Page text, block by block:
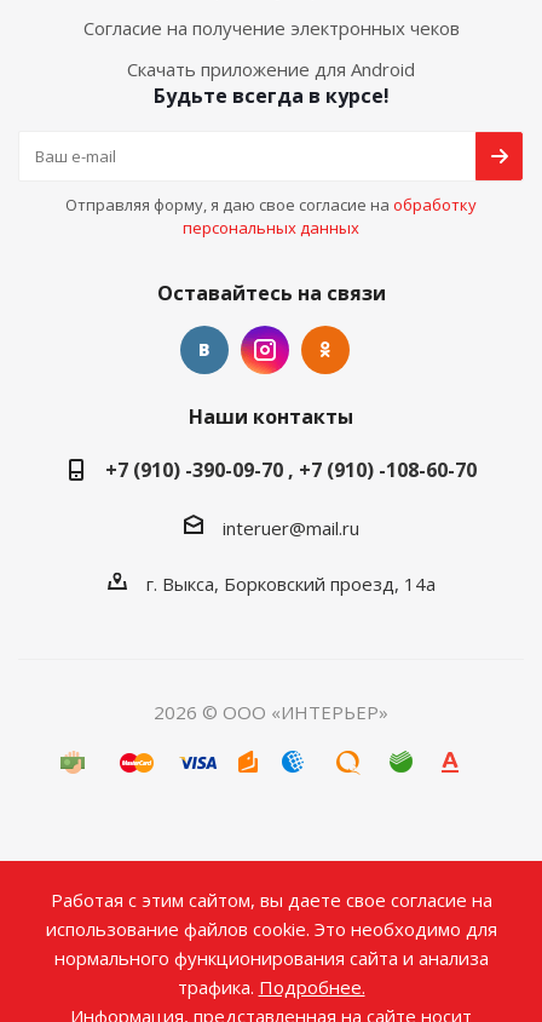
Согласие на получение электронных чеков
Скачать приложение для Android
Будьте всегда в курсе!
Отправляя форму, я даю свое согласие на обработку
персональных данных
Оставайтесь на связи
Наши контакты
+7 (910) -390-09-70 , +7 (910) -108-60-70
interuer@mail.ru
г. Выкса, Борковский проезд, 14а
2026 © ООО «ИНТЕРЬЕР»
Работая с этим сайтом, вы даете свое согласие на
использование файлов cookie. Это необходимо для
нормального функционирования сайта и анализа
трафика. Подробнее.
Информация, представленная на сайте носит